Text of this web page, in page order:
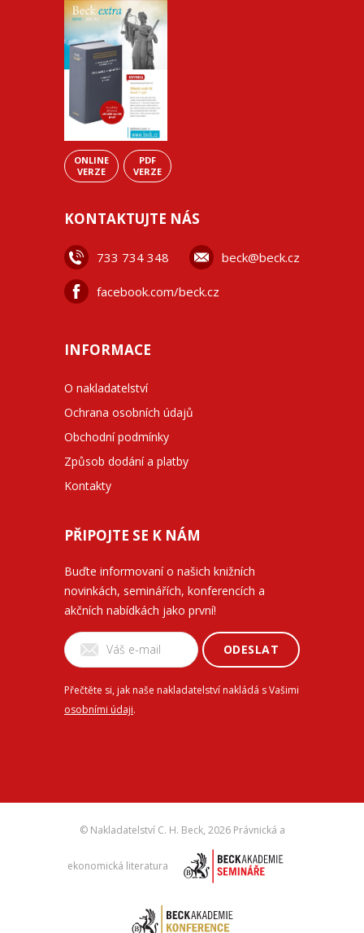
ONLINE
VERZE
PDF
VERZE
KONTAKTUJTE NÁS
733 734 348 beck@beck.cz
facebook.com/beck.cz
INFORMACE
O nakladatelství
Ochrana osobních údajů
Obchodní podmínky
Způsob dodání a platby
Kontakty
PŘIPOJTE SE K NÁM
Buďte informovaní o našich knižních
novinkách, seminářích, konferencích a
akčních nabídkách jako první!
ODESLAT
Přečtěte si, jak naše nakladatelství nakládá s Vašimi
osobními údaji.
© Nakladatelství C. H. Beck, 2026 Právnická a
ekonomická literatura